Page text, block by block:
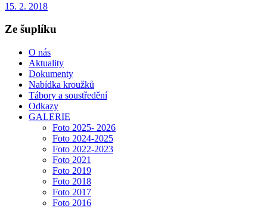
15. 2. 2018
Ze šuplíku
O nás
Aktuality
Dokumenty
Nabídka kroužků
Tábory a soustředění
Odkazy
GALERIE
Foto 2025- 2026
Foto 2024-2025
Foto 2022-2023
Foto 2021
Foto 2019
Foto 2018
Foto 2017
Foto 2016